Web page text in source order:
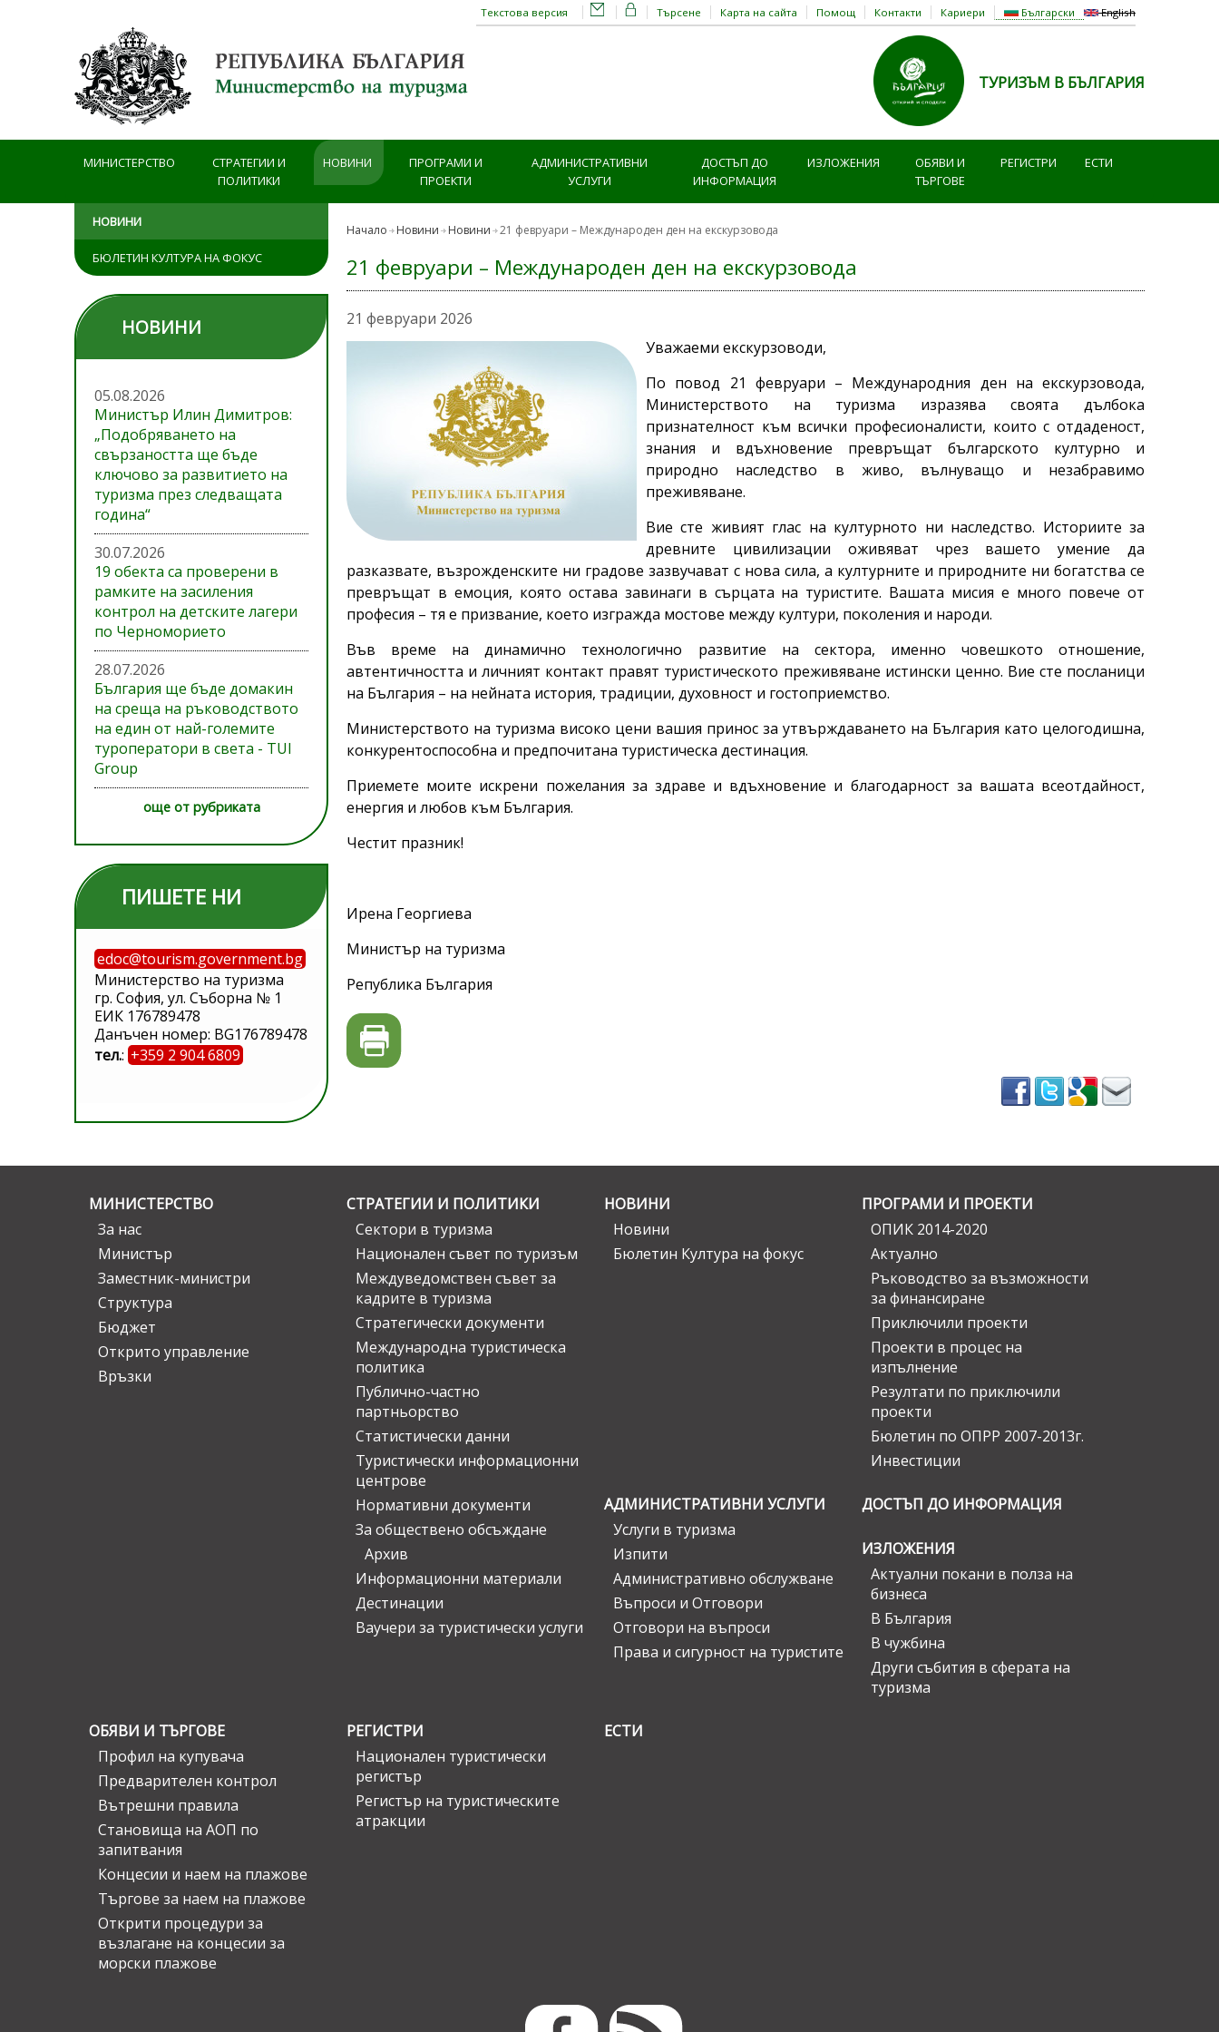
Български English
Търсене Карта на сайта Помощ Контакти Кариери
Текстова версия
ТУРИЗЪМ В БЪЛГАРИЯ
МИНИСТЕРСТВО
СТРАТЕГИИ И
ПОЛИТИКИ
НОВИНИ
ПРОГРАМИ И
ПРОЕКТИ
АДМИНИСТРАТИВНИ
УСЛУГИ
ДОСТЪП ДО
ИНФОРМАЦИЯ
ИЗЛОЖЕНИЯ
ОБЯВИ И
ТЪРГОВЕ
РЕГИСТРИ ЕСТИ
НОВИНИ
БЮЛЕТИН КУЛТУРА НА ФОКУС
НОВИНИ
05.08.2026
Министър Илин Димитров:
„Подобряването на
свързаността ще бъде
ключово за развитието на
туризма през следващата
година“
30.07.2026
19 обекта са проверени в
рамките на засиления
контрол на детските лагери
по Черноморието
28.07.2026
България ще бъде домакин
на среща на ръководството
на един от най-големите
туроператори в света - TUI
Group
още от рубриката
ПИШЕТЕ НИ
edoc@tourism.government.bg
Министерство на туризма
гр. София, ул. Съборна № 1
ЕИК 176789478
Данъчен номер: BG176789478
тел.: +359 2 904 6809
Начало Новини Новини 21 февруари – Международен ден на екскурзовода
21 февруари – Международен ден на екскурзовода
21 февруари 2026
Уважаеми екскурзоводи,
По повод 21 февруари – Международния ден на екскурзовода,
Министерството на туризма изразява своята дълбока
признателност към всички професионалисти, които с отдаденост,
знания и вдъхновение превръщат българското културно и
природно наследство в живо, вълнуващо и незабравимо
преживяване.
Вие сте живият глас на културното ни наследство. Историите за
древните цивилизации оживяват чрез вашето умение да
разказвате, възрожденските ни градове зазвучават с нова сила, а културните и природните ни богатства се
превръщат в емоция, която остава завинаги в сърцата на туристите. Вашата мисия е много повече от
професия – тя е призвание, което изгражда мостове между култури, поколения и народи.
Във време на динамично технологично развитие на сектора, именно човешкото отношение,
автентичността и личният контакт правят туристическото преживяване истински ценно. Вие сте посланици
на България – на нейната история, традиции, духовност и гостоприемство.
Министерството на туризма високо цени вашия принос за утвърждаването на България като целогодишна,
конкурентоспособна и предпочитана туристическа дестинация.
Приемете моите искрени пожелания за здраве и вдъхновение и благодарност за вашата всеотдайност,
енергия и любов към България.
Честит празник!
Ирена Георгиева
Министър на туризма
Република България
МИНИСТЕРСТВО
За нас
Министър
Заместник-министри
Структура
Бюджет
Открито управление
Връзки
СТРАТЕГИИ И ПОЛИТИКИ
Сектори в туризма
Национален съвет по туризъм
Междуведомствен съвет за
кадрите в туризма
Стратегически документи
Международна туристическа
политика
Публично-частно
партньорство
Статистически данни
Туристически информационни
центрове
Нормативни документи
За обществено обсъждане
Архив
Информационни материали
Дестинации
Ваучери за туристически услуги
НОВИНИ
Новини
Бюлетин Култура на фокус
ПРОГРАМИ И ПРОЕКТИ
ОПИК 2014-2020
Актуално
Ръководство за възможности
за финансиране
Приключили проекти
Проекти в процес на
изпълнение
Резултати по приключили
проекти
Бюлетин по ОПРР 2007-2013г.
Инвестиции
АДМИНИСТРАТИВНИ УСЛУГИ
Услуги в туризма
Изпити
Административно обслужване
Въпроси и Отговори
Отговори на въпроси
Права и сигурност на туристите
ДОСТЪП ДО ИНФОРМАЦИЯ
ИЗЛОЖЕНИЯ
Актуални покани в полза на
бизнеса
В България
В чужбина
Други събития в сферата на
туризма
ОБЯВИ И ТЪРГОВЕ
Профил на купувача
Предварителен контрол
Вътрешни правила
Становища на АОП по
запитвания
Концесии и наем на плажове
Търгове за наем на плажове
Открити процедури за
възлагане на концесии за
морски плажове
РЕГИСТРИ
Национален туристически
регистър
Регистър на туристическите
атракции
ЕСТИ